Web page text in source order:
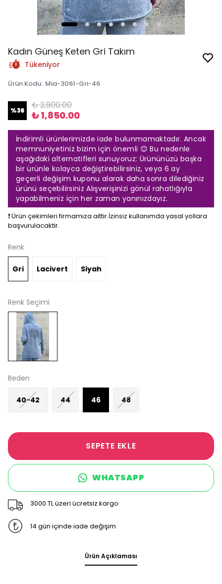
Kadın Güneş Keten Gri Takım
Tükeniyor
Ürün Kodu: Mia-3061-Gri-46
%36 ₺ 2,900.00
₺ 1,850.00
İndirimli ürünlerimizde iade bulunmamaktadır. Ancak
memnuniyetiniz bizim için önemli 😊 Bu nedenle
aşağıdaki alternatifleri sunuyoruz: Ürününüzü başka
bir ürünle kolayca değiştirebilirsiniz, veya 6 ay
geçerli değişim kuponu alarak daha sonra dilediğiniz
ürünü seçebilirsiniz Alışverişinizi gönül rahatlığıyla
yapabilmeniz için her zaman yanınızdayız.
❗️ Ürün çekimleri firmamıza aittir.İzinsiz kullanımda yasal yollara
başvurulacaktir.
Renk
Gri Lacivert Siyah
Renk Seçimi
Beden
40-42 44 46 48
SEPETE EKLE
WHATSAPP
3000 TL üzeri ücretsiz kargo
14 gün içinde iade değişim
Ürün Açıklaması